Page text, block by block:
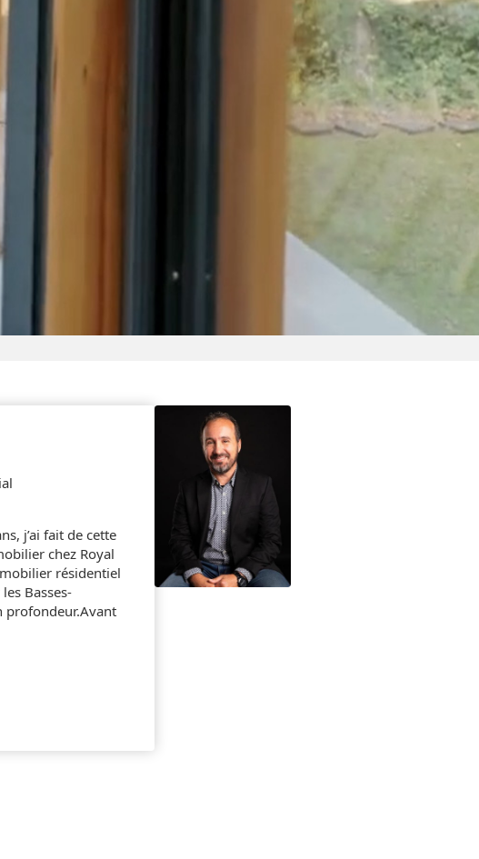
Inc.
courtier immobilier résidentiel et
Donat depuis plusieurs années et fier
connais très bien la région et
dans tout votre processus de rêve
l'immobilier, je cumule plusieurs
titre d'entrepreneur propriétaire
connaissances font de moi une...